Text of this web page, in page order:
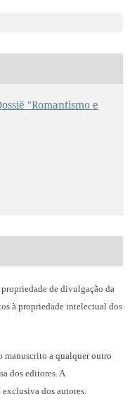
"Romantismo e
de divulgação da
à propriedade intelectual dos
manuscrito a qualquer outro
dos editores. A
dos autores.